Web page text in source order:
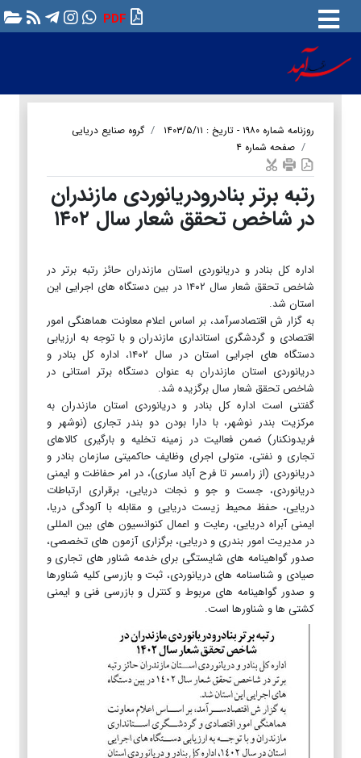
PDF
روزنامه شماره ۱۹۸۰ - تاریخ : ۱۴۰۳/۵/۱۱
گروه صنایع دریایی
صفحه شماره ۴
رتبه برتر بنادرودریانوردی مازندران
در شاخص تحقق شعار سال ۱۴۰۲
اداره کل بنادر و دریانوردی استان مازندران حائز رتبه برتر در
شاخص تحقق شعار سال ۱۴۰۲ در بین دستگاه های اجرایی این
استان شد.
به گزار ش اقتصادسرآمد، بر اساس اعلام معاونت هماهنگی امور
اقتصادی و گردشگری استانداری مازندران و با توجه به ارزیابی
دستگاه های اجرایی استان در سال ۱۴۰۲، اداره کل بنادر و
دریانوردی استان مازندران به عنوان دستگاه برتر استانی در
شاخص تحقق شعار سال برگزیده شد.
گفتنی است اداره کل بنادر و دریانوردی استان مازندران به
مرکزیت بندر نوشهر، با دارا بودن دو بندر تجاری (نوشهر و
فریدونکنار) ضمن فعالیت در زمینه تخلیه و بارگیری کالاهای
تجاری و نفتی، متولی اجرای وظایف حاکمیتی سازمان بنادر و
دریانوردی (از رامسر تا فرح آباد ساری)، در امر حفاظت و ایمنی
دریانوردی، جست و جو و نجات دریایی، برقراری ارتباطات
دریایی، حفظ محیط زیست دریایی و مقابله با آلودگی دریا،
ایمنی آبراه دریایی، رعایت و اعمال کنوانسیون های بین المللی
در مدیریت امور بندری و دریایی، برگزاری آزمون های تخصصی،
صدور گواهینامه های شایستگی برای خدمه شناور های تجاری و
صیادی و شناسنامه های دریانوردی، ثبت و بازرسی کلیه شناورها
و صدور گواهینامه های مربوط و کنترل و بازرسی فنی و ایمنی
کشتی ها و شناورها است.